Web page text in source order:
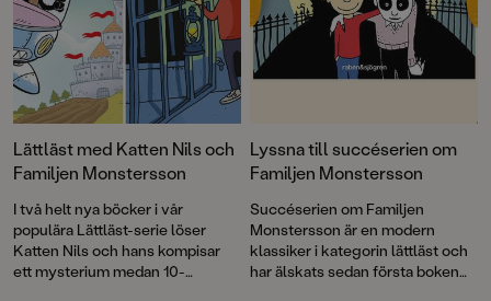
Lättläst med Katten Nils och
Familjen Monstersson
I två helt nya böcker i vår
populära Lättläst-serie löser
Katten Nils och hans kompisar
ett mysterium medan 10-
Lyssna till succéserien om
Familjen Monstersson
Succéserien om Familjen
Monstersson är en modern
klassiker i kategorin lättläst och
har älskats sedan första boken